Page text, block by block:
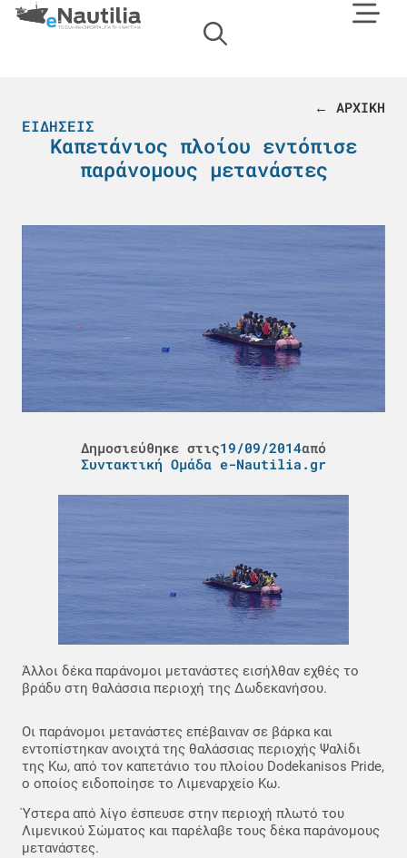
← ΑΡΧΙΚΗ
ΕΙΔΉΣΕΙΣ
Καπετάνιος πλοίου εντόπισε
παράνομους μετανάστες
Δημοσιεύθηκε στις19/09/2014από
Συντακτική Ομάδα e-Nautilia.gr
Άλλοι δέκα παράνομοι μετανάστες εισήλθαν εχθές το
βράδυ στη θαλάσσια περιοχή της Δωδεκανήσου.
Οι παράνομοι μετανάστες επέβαιναν σε βάρκα και
εντοπίστηκαν ανοιχτά της θαλάσσιας περιοχής Ψαλίδι
της Κω, από τον καπετάνιο του πλοίου Dodekanisos Pride,
ο οποίος ειδοποίησε το Λιμεναρχείο Κω.
Ύστερα από λίγο έσπευσε στην περιοχή πλωτό του
Λιμενικού Σώματος και παρέλαβε τους δέκα παράνομους
μετανάστες.